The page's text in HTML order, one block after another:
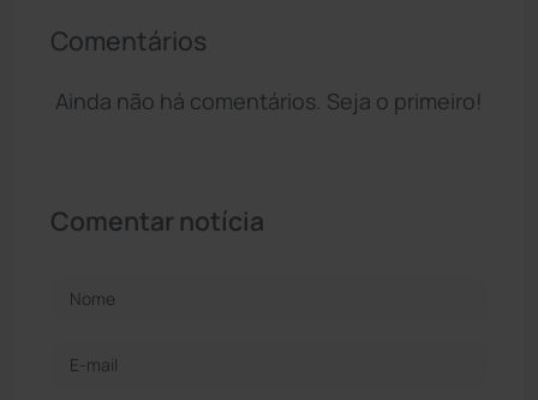
Comentários
Ainda não há comentários. Seja o primeiro!
Comentar notícia